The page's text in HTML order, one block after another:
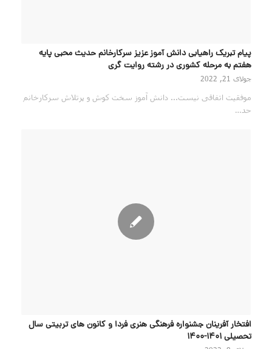
پیام تبریک راهیابی دانش آموز عزیز سرکارخانم حدیث محبی پایه
هفتم به مرحله کشوری در رشته روایت گری
جولای 21, 2022
موفقیت اتفاقی نیست... دانش آموز سخت کوش و پرتلاش سرکارخانم
حد…
افتخار آفرینان جشنواره فرهنگی هنری فردا و کانون های تربیتی سال
تحصیلی 1401-1400